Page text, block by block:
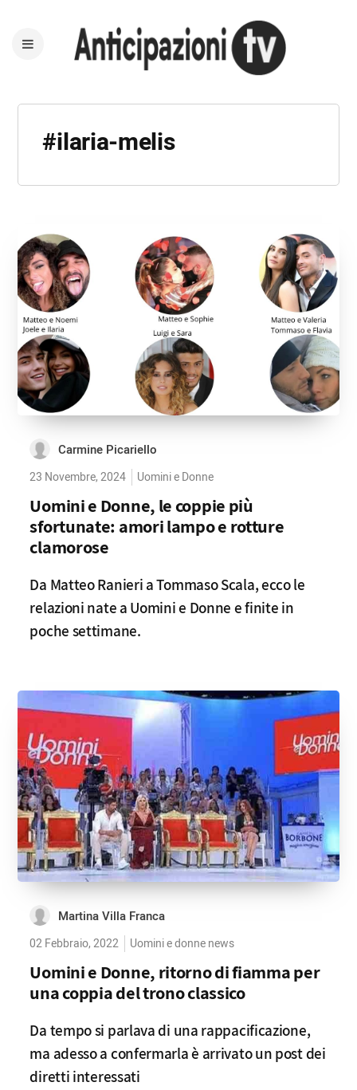
#ilaria-melis
Carmine Picariello
23 Novembre, 2024 Uomini e Donne
Uomini e Donne, le coppie più
sfortunate: amori lampo e rotture
clamorose
Da Matteo Ranieri a Tommaso Scala, ecco le
relazioni nate a Uomini e Donne e finite in
poche settimane.
Martina Villa Franca
02 Febbraio, 2022 Uomini e donne news
Uomini e Donne, ritorno di fiamma per
una coppia del trono classico
Da tempo si parlava di una rappacificazione,
ma adesso a confermarla è arrivato un post dei
diretti interessati